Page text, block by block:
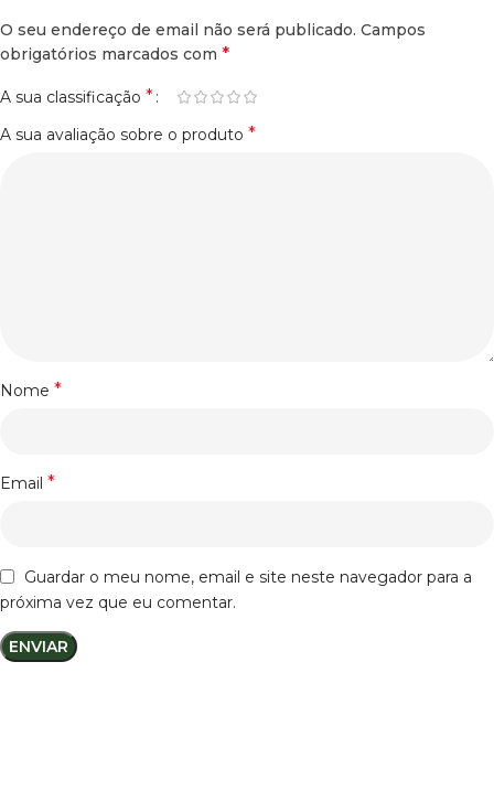
O seu endereço de email não será publicado. Campos
obrigatórios marcados com *
A sua classificação *
A sua avaliação sobre o produto *
Nome *
Email *
Guardar o meu nome, email e site neste navegador para a
próxima vez que eu comentar.